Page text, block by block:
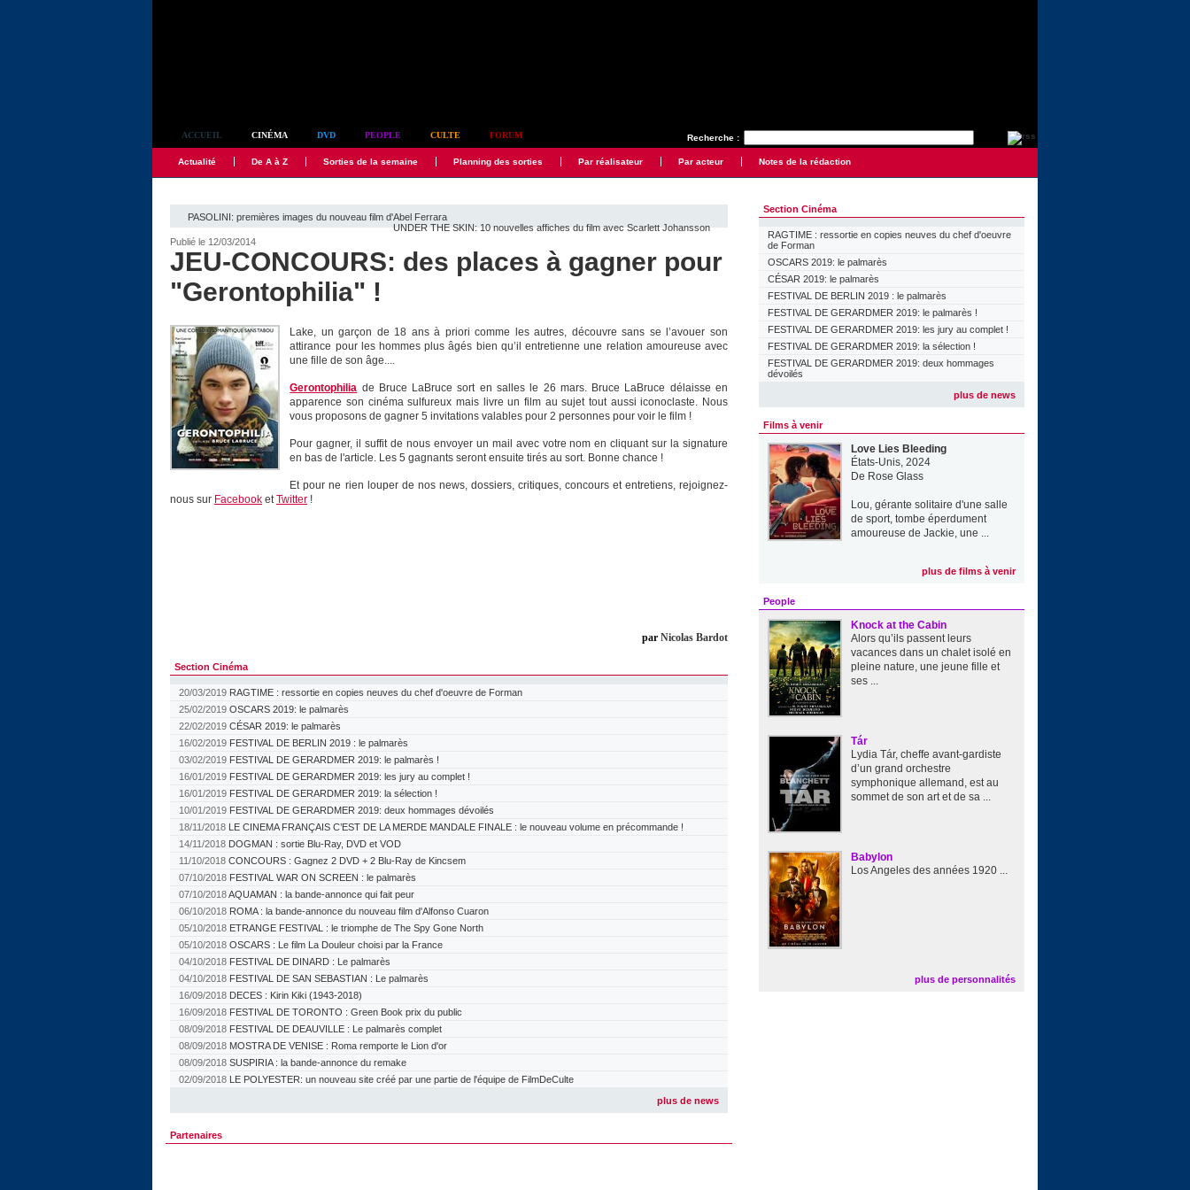
Recherche :
ACCUEIL CINÉMA DVD PEOPLE CULTE FORUM
Actualité De A à Z Sorties de la semaine Planning des sorties Par réalisateur Par acteur Notes de la rédaction
PASOLINI: premières images du nouveau film d'Abel Ferrara
UNDER THE SKIN: 10 nouvelles affiches du film avec Scarlett Johansson
Publié le 12/03/2014
JEU-CONCOURS: des places à gagner pour
"Gerontophilia" !
Lake, un garçon de 18 ans à priori comme les autres, découvre sans se l’avouer son
attirance pour les hommes plus âgés bien qu’il entretienne une relation amoureuse avec
une fille de son âge....
Gerontophilia de Bruce LaBruce sort en salles le 26 mars. Bruce LaBruce délaisse en
apparence son cinéma sulfureux mais livre un film au sujet tout aussi iconoclaste. Nous
vous proposons de gagner 5 invitations valables pour 2 personnes pour voir le film !
Pour gagner, il suffit de nous envoyer un mail avec votre nom en cliquant sur la signature
en bas de l'article. Les 5 gagnants seront ensuite tirés au sort. Bonne chance !
Et pour ne rien louper de nos news, dossiers, critiques, concours et entretiens, rejoignez-
nous sur Facebook etTwitter !
par Nicolas Bardot
Section Cinéma
20/03/2019 RAGTIME : ressortie en copies neuves du chef d'oeuvre de Forman
25/02/2019 OSCARS 2019: le palmarès
22/02/2019 CÉSAR 2019: le palmarès
16/02/2019 FESTIVAL DE BERLIN 2019 : le palmarès
03/02/2019 FESTIVAL DE GERARDMER 2019: le palmarès !
16/01/2019 FESTIVAL DE GERARDMER 2019: les jury au complet !
16/01/2019 FESTIVAL DE GERARDMER 2019: la sélection !
10/01/2019 FESTIVAL DE GERARDMER 2019: deux hommages dévoilés
18/11/2018 LE CINEMA FRANÇAIS C’EST DE LA MERDE MANDALE FINALE : le nouveau volume en précommande !
14/11/2018 DOGMAN : sortie Blu-Ray, DVD et VOD
11/10/2018 CONCOURS : Gagnez 2 DVD + 2 Blu-Ray de Kincsem
07/10/2018 FESTIVAL WAR ON SCREEN : le palmarès
07/10/2018AQUAMAN : la bande-annonce qui fait peur
06/10/2018 ROMA : la bande-annonce du nouveau film d'Alfonso Cuaron
05/10/2018 ETRANGE FESTIVAL : le triomphe de The Spy Gone North
05/10/2018 OSCARS : Le film La Douleur choisi par la France
04/10/2018 FESTIVAL DE DINARD : Le palmarès
04/10/2018 FESTIVAL DE SAN SEBASTIAN : Le palmarès
16/09/2018 DECES : Kirin Kiki (1943-2018)
16/09/2018 FESTIVAL DE TORONTO : Green Book prix du public
08/09/2018 FESTIVAL DE DEAUVILLE : Le palmarès complet
08/09/2018 MOSTRA DE VENISE : Roma remporte le Lion d'or
08/09/2018 SUSPIRIA : la bande-annonce du remake
02/09/2018 LE POLYESTER: un nouveau site créé par une partie de l'équipe de FilmDeCulte
plus de news
Partenaires
Section Cinéma
RAGTIME : ressortie en copies neuves du chef d'oeuvre
de Forman
OSCARS 2019: le palmarès
CÉSAR 2019: le palmarès
FESTIVAL DE BERLIN 2019 : le palmarès
FESTIVAL DE GERARDMER 2019: le palmarès !
FESTIVAL DE GERARDMER 2019: les jury au complet !
FESTIVAL DE GERARDMER 2019: la sélection !
FESTIVAL DE GERARDMER 2019: deux hommages
dévoilés
plus de news
Films à venir
Love Lies Bleeding
États-Unis, 2024
De Rose Glass
Lou, gérante solitaire d'une salle
de sport, tombe éperdument
amoureuse de Jackie, une ...
plus de films à venir
People
Knock at the Cabin
Alors qu’ils passent leurs
vacances dans un chalet isolé en
pleine nature, une jeune fille et
ses ...
Tár
Lydia Tár, cheffe avant-gardiste
d’un grand orchestre
symphonique allemand, est au
sommet de son art et de sa ...
Babylon
Los Angeles des années 1920 ...
plus de personnalités